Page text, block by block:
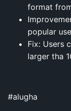
format
popular
Fix: Users
larger tha
#alugha